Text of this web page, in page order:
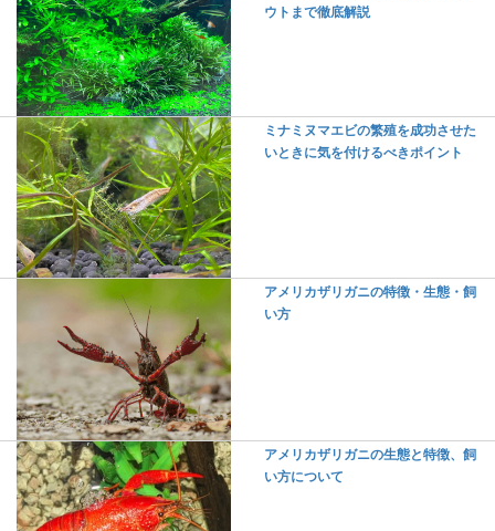
ウトまで徹底解説
ミナミヌマエビの繁殖を成功させた
いときに気を付けるべきポイント
アメリカザリガニの特徴・生態・飼
い方
アメリカザリガニの生態と特徴、飼
い方について